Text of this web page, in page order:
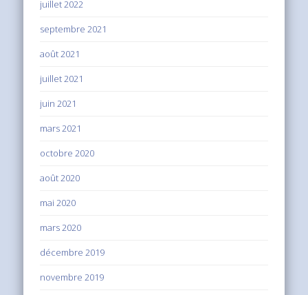
juillet 2022
septembre 2021
août 2021
juillet 2021
juin 2021
mars 2021
octobre 2020
août 2020
mai 2020
mars 2020
décembre 2019
novembre 2019